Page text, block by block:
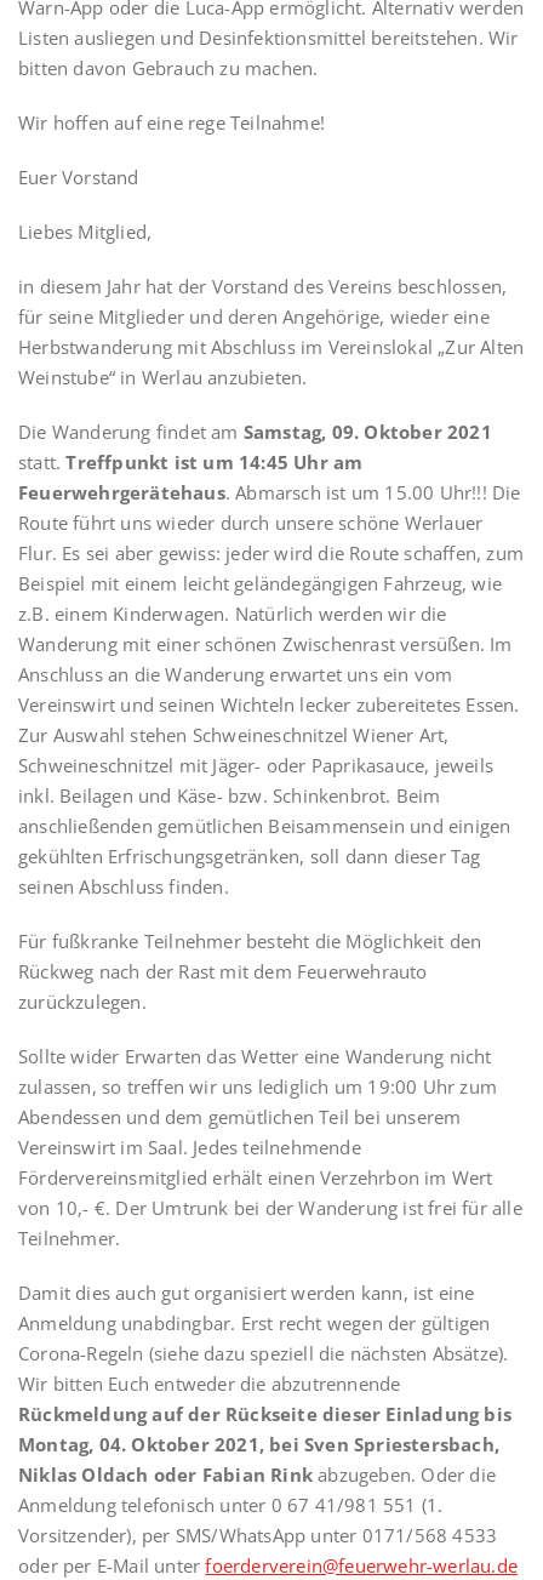
Warn-App oder die Luca-App ermöglicht. Alternativ werden
Listen ausliegen und Desinfektionsmittel bereitstehen. Wir
bitten davon Gebrauch zu machen.
Wir hoffen auf eine rege Teilnahme!
Euer Vorstand
Liebes Mitglied,
in diesem Jahr hat der Vorstand des Vereins beschlossen,
für seine Mitglieder und deren Angehörige, wieder eine
Herbstwanderung mit Abschluss im Vereinslokal „Zur Alten
Weinstube“ in Werlau anzubieten.
Die Wanderung findet am Samstag, 09. Oktober 2021
statt.Treffpunkt ist um 14:45 Uhr am
Feuerwehrgerätehaus. Abmarsch ist um 15.00 Uhr!!! Die
Route führt uns wieder durch unsere schöne Werlauer
Flur. Es sei aber gewiss: jeder wird die Route schaffen, zum
Beispiel mit einem leicht geländegängigen Fahrzeug, wie
z.B. einem Kinderwagen. Natürlich werden wir die
Wanderung mit einer schönen Zwischenrast versüßen. Im
Anschluss an die Wanderung erwartet uns ein vom
Vereinswirt und seinen Wichteln lecker zubereitetes Essen.
Zur Auswahl stehen Schweineschnitzel Wiener Art,
Schweineschnitzel mit Jäger- oder Paprikasauce, jeweils
inkl. Beilagen und Käse- bzw. Schinkenbrot. Beim
anschließenden gemütlichen Beisammensein und einigen
gekühlten Erfrischungsgetränken, soll dann dieser Tag
seinen Abschluss finden.
Für fußkranke Teilnehmer besteht die Möglichkeit den
Rückweg nach der Rast mit dem Feuerwehrauto
zurückzulegen.
Sollte wider Erwarten das Wetter eine Wanderung nicht
zulassen, so treffen wir uns lediglich um 19:00 Uhr zum
Abendessen und dem gemütlichen Teil bei unserem
Vereinswirt im Saal. Jedes teilnehmende
Fördervereinsmitglied erhält einen Verzehrbon im Wert
von 10,- €. Der Umtrunk bei der Wanderung ist frei für alle
Teilnehmer.
Damit dies auch gut organisiert werden kann, ist eine
Anmeldung unabdingbar. Erst recht wegen der gültigen
Corona-Regeln (siehe dazu speziell die nächsten Absätze).
Wir bitten Euch entweder die abzutrennende
Rückmeldung auf der Rückseite dieser Einladung bis
Montag, 04. Oktober 2021, bei Sven Spriestersbach,
Niklas Oldach oder Fabian Rinkabzugeben. Oder die
Anmeldung telefonisch unter 0 67 41/981 551 (1.
Vorsitzender), per SMS/WhatsApp unter 0171/568 4533
oder per E-Mail unterfoerderverein@feuerwehr-werlau.de